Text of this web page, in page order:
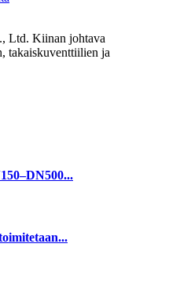
Ltd. Kiinan johtava
takaiskuventtiilien ja